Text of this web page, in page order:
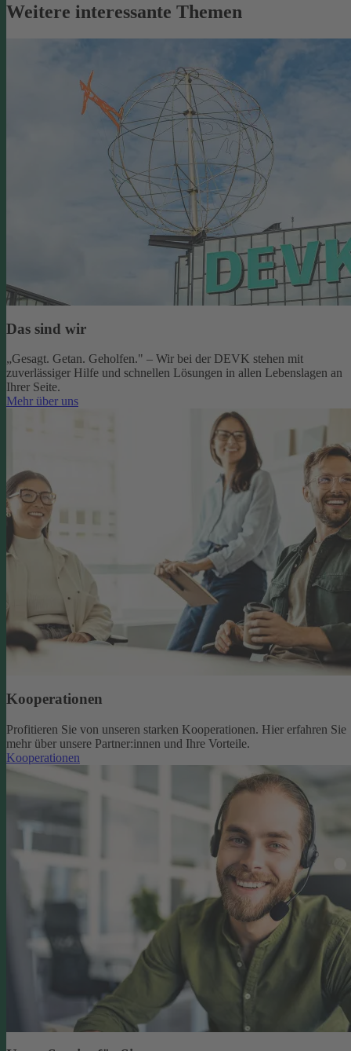
Weitere interessante Themen
Das sind wir
„Gesagt. Getan. Geholfen." – Wir bei der DEVK stehen mit
zuverlässiger Hilfe und schnellen Lösungen in allen Lebenslagen an
Ihrer Seite.
Mehr über uns
Kooperationen
Profitieren Sie von unseren starken Kooperationen. Hier erfahren Sie
mehr über unsere Partner:innen und Ihre Vorteile.
Kooperationen